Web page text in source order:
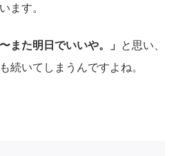
ます。
〜また明日でいいや。」
と思い、
続いてしまうんですよね。